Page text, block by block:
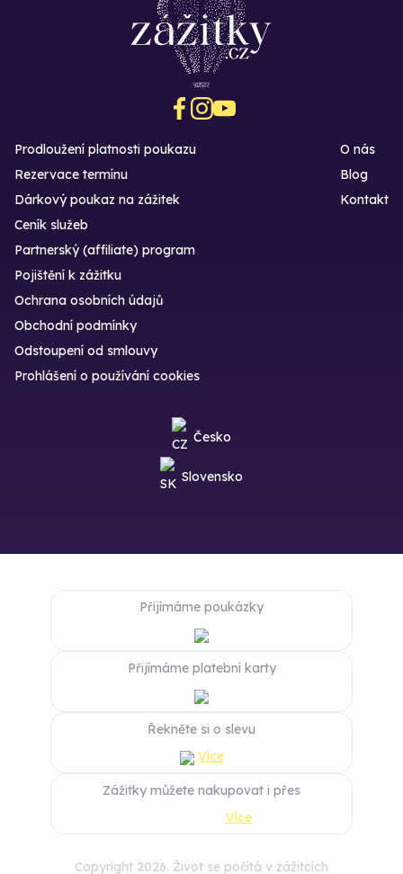
Prodloužení platnosti poukazu
Rezervace termínu
Dárkový poukaz na zážitek
O nás
Blog
Kontakt
Ceník služeb
Partnerský (affiliate) program
Pojištění k zážitku
Ochrana osobních údajů
Obchodní podmínky
Odstoupení od smlouvy
Prohlášení o používání cookies
Česko
Slovensko
Přijímáme poukázky
Přijímáme platební karty
Řekněte si o slevu
Více
Zážitky můžete nakupovat i přes
Více
Copyright 2026. Život se počítá v zážitcích